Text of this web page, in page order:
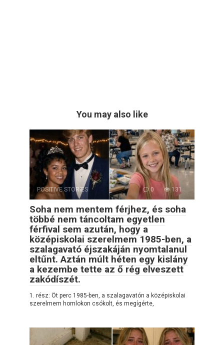
You may also like
POSITIVE STORIES 0 131
Soha nem mentem férjhez, és soha
többé nem táncoltam egyetlen
férfival sem azután, hogy a
középiskolai szerelmem 1985-ben, a
szalagavató éjszakáján nyomtalanul
eltűnt. Aztán múlt héten egy kislány
a kezembe tette az ő rég elveszett
zakódíszét.
1. rész: Öt perc 1985-ben, a szalagavatón a középiskolai
szerelmem homlokon csókolt, és megígérte,